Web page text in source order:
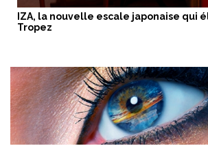
IZA, la nouvelle escale japonaise qui
Tropez